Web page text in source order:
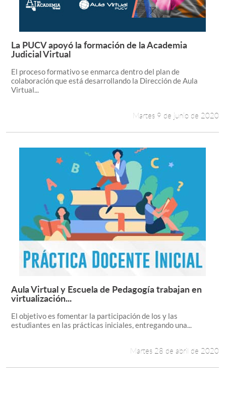
Leer más +
La PUCV apoyó la formación de la Academia
Judicial Virtual
El proceso formativo se enmarca dentro del plan de
colaboración que está desarrollando la Dirección de Aula
Virtual...
Martes 9 de junio de 2020
Leer más +
Aula Virtual y Escuela de Pedagogía trabajan en
virtualización...
El objetivo es fomentar la participación de los y las
estudiantes en las prácticas iniciales, entregando una...
Martes 28 de abril de 2020